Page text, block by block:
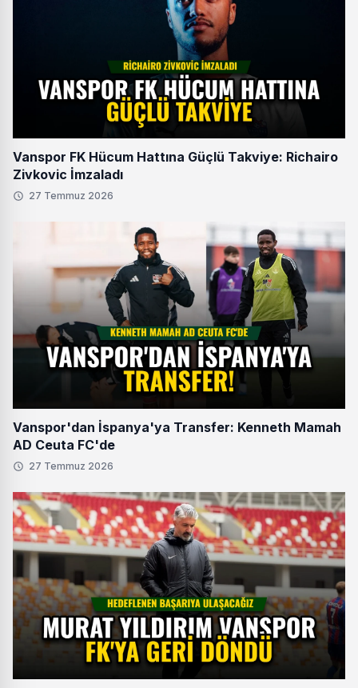
Vanspor FK Hücum Hattına Güçlü Takviye: Richairo
Zivkovic İmzaladı
27 Temmuz 2026
Vanspor'dan İspanya'ya Transfer: Kenneth Mamah
AD Ceuta FC'de
27 Temmuz 2026